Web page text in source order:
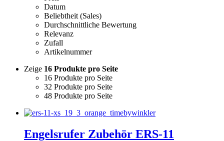
Datum
Beliebtheit (Sales)
Durchschnittliche Bewertung
Relevanz
Zufall
Artikelnummer
Zeige 16 Produkte pro Seite
16 Produkte pro Seite
32 Produkte pro Seite
48 Produkte pro Seite
Engelsrufer Zubehör ERS-11